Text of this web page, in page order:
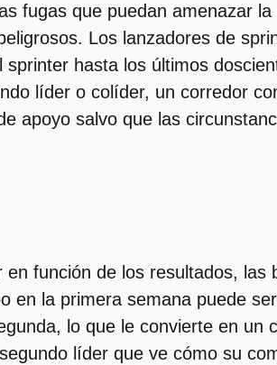
fugas que puedan amenazar
Los lanzadores de
hasta los últimos
líder o colíder, un corredor
apoyo salvo que las
función de los resultados, las
en la primera semana puede
lo que le convierte en un
líder que ve cómo su